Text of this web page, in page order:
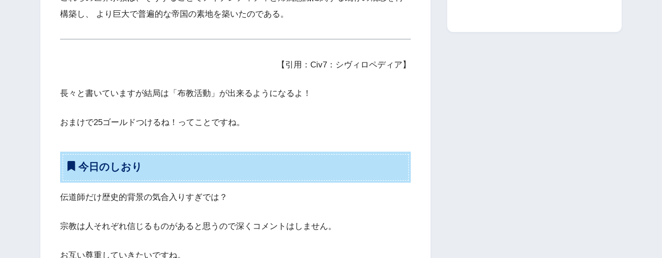
構築し、 より巨大で普遍的な帝国の素地を築いたのである。
【引用：Civ7：シヴィロペディア】
長々と書いていますが結局は「布教活動」が出来るようになるよ！
おまけで25ゴールドつけるね！ってことですね。
今日のしおり
伝道師だけ歴史的背景の気合入りすぎでは？
宗教は人それぞれ信じるものがあると思うので深くコメントはしません。
お互い尊重していきたいですね。